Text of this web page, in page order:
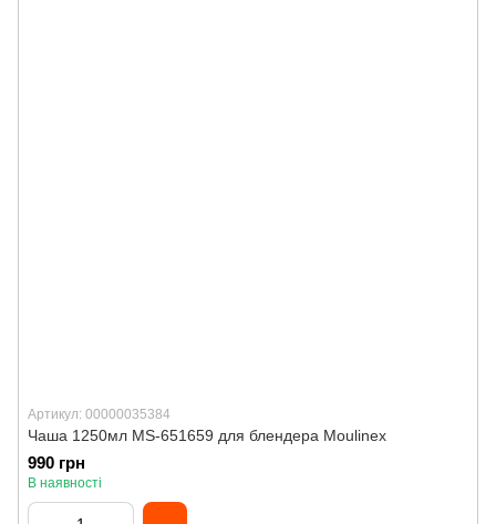
Артикул: 00000035384
Чаша 1250мл MS-651659 для блендера Moulinex
990 грн
В наявності